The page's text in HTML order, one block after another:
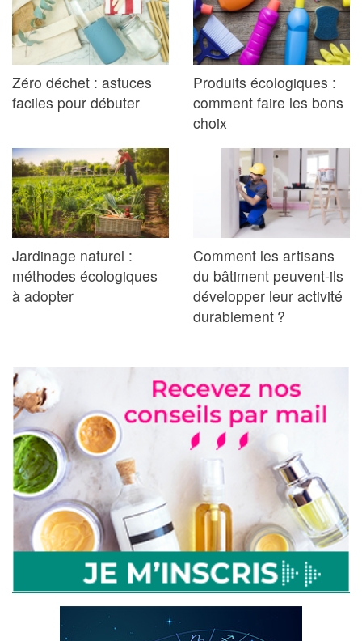
Zéro déchet : astuces
faciles pour débuter
Produits écologiques :
comment faire les bons
choix
Jardinage naturel :
méthodes écologiques
à adopter
Comment les artisans
du bâtiment peuvent-ils
développer leur activité
durablement ?